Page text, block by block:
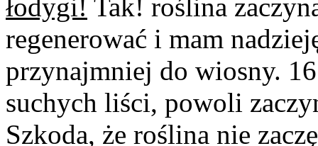
łodygi! Tak! roślina
regenerować i mam
przynajmniej do wiosny.
suchych liści, powoli
Szkoda, że roślina nie